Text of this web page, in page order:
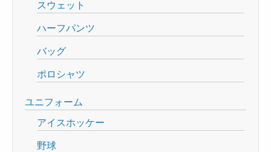
スウェット
ハーフパンツ
バッグ
ポロシャツ
ユニフォーム
アイスホッケー
野球